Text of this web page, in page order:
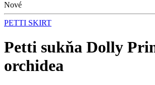
Nové
PETTI SKIRT
Petti sukňa Dolly
orchidea